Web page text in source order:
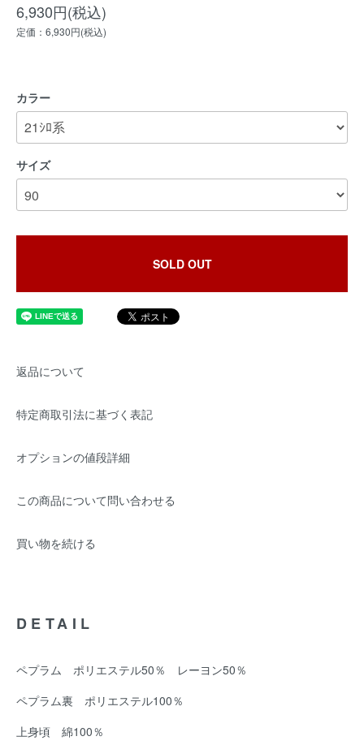
6,930円(税込)
定価：6,930円(税込)
カラー
サイズ
SOLD OUT
返品について
特定商取引法に基づく表記
オプションの値段詳細
この商品について問い合わせる
買い物を続ける
DETAIL
ペプラム ポリエステル50％ レーヨン50％
ペプラム裏 ポリエステル100％
上身頃 綿100％